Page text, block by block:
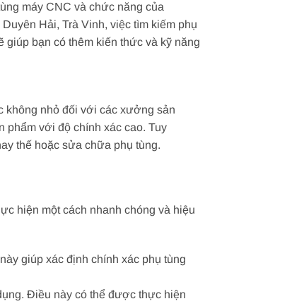
máy CNC và chức năng của
Hải, Trà Vinh, việc tìm kiếm phụ
bạn có thêm kiến thức và kỹ năng
không nhỏ đối với các xưởng sản
phẩm với độ chính xác cao. Tuy
thế hoặc sửa chữa phụ tùng.
hiện một cách nhanh chóng và hiệu
giúp xác định chính xác phụ tùng
Điều này có thể được thực hiện